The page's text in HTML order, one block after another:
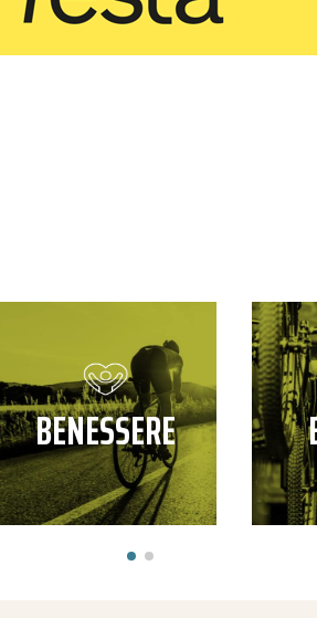
BENESSERE